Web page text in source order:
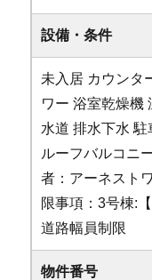
設備・条件
未入居 カウンタ
ワー 浴室乾燥機
水道 排水下水 駐
ルーフバルコニ
者：アーネス
限事項：3号棟:
道路幅員制限
物件番号